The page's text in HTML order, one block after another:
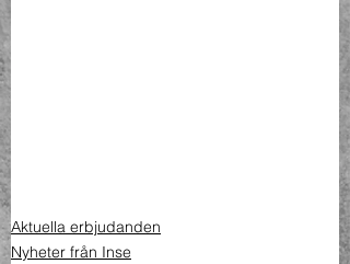
Aktuella erbjudanden
Nyheter från Inse